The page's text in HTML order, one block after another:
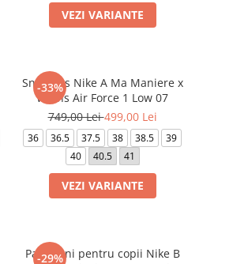
VEZI VARIANTE
-33%
Sneakers Nike A Ma Maniere x
Wmns Air Force 1 Low 07
749,00 Lei499,00 Lei
36 36.5 37.5 38 38.5
39
40
40.5 41
VEZI VARIANTE
-29%
Pantaloni pentru copii Nike B